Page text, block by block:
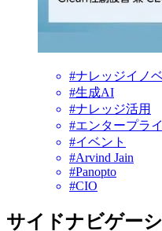
#ナレッジイノ
#生成AI
#ナレッジ活用
#エンタープラ
#イベント
#Arvind Jain
#Panopto
#CIO
サイドナビゲー